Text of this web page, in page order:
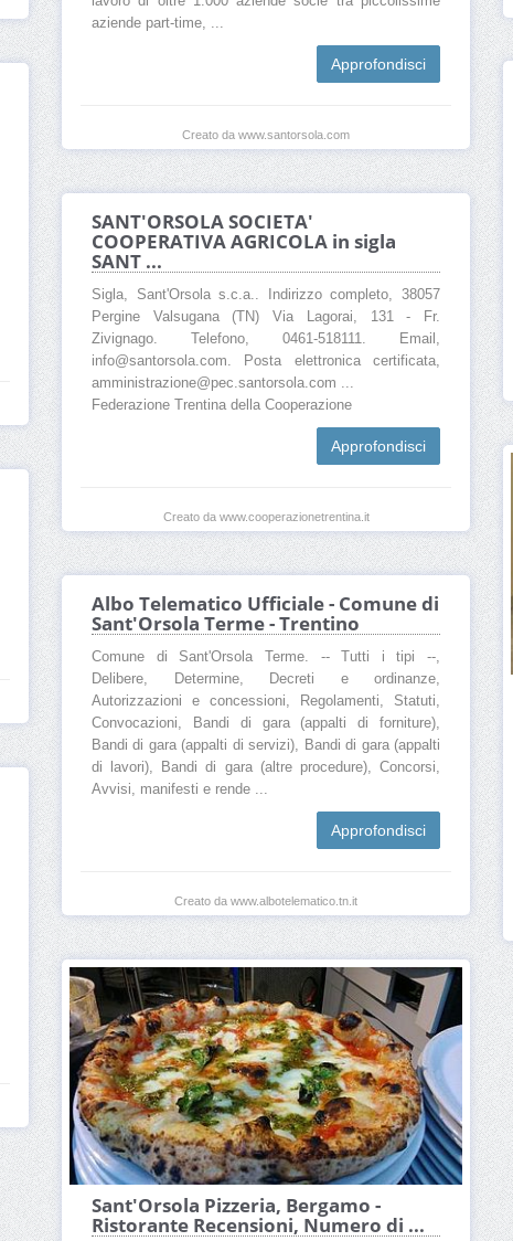
aziende part-time, ...
Approfondisci
Creato da www.santorsola.com
SANT'ORSOLA SOCIETA'
COOPERATIVA AGRICOLA in sigla
SANT ...
Sigla, Sant'Orsola s.c.a.. Indirizzo completo, 38057
Pergine Valsugana (TN) Via Lagorai, 131 - Fr.
Zivignago. Telefono, 0461-518111. Email,
info@santorsola.com. Posta elettronica certificata,
amministrazione@pec.santorsola.com ...
Federazione Trentina della Cooperazione
Approfondisci
Creato da www.cooperazionetrentina.it
Albo Telematico Ufficiale - Comune di
Sant'Orsola Terme - Trentino
Comune di Sant'Orsola Terme. -- Tutti i tipi --,
Delibere, Determine, Decreti e ordinanze,
Autorizzazioni e concessioni, Regolamenti, Statuti,
Convocazioni, Bandi di gara (appalti di forniture),
Bandi di gara (appalti di servizi), Bandi di gara (appalti
di lavori), Bandi di gara (altre procedure), Concorsi,
Avvisi, manifesti e rende ...
Approfondisci
Creato da www.albotelematico.tn.it
Sant'Orsola Pizzeria, Bergamo -
Ristorante Recensioni, Numero di ...